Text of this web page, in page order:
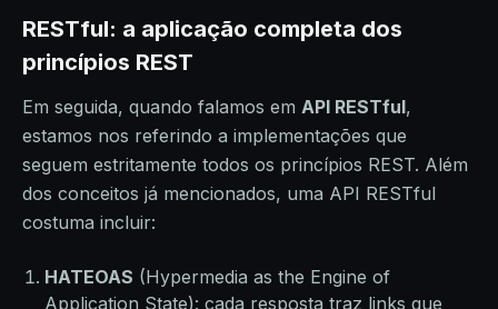
RESTful: a aplicação completa dos
princípios REST
Em seguida, quando falamos em API RESTful,
estamos nos referindo a implementações que
seguem estritamente todos os princípios REST. Além
dos conceitos já mencionados, uma API RESTful
costuma incluir:
HATEOAS (Hypermedia as the Engine of
Application State): cada resposta traz links que